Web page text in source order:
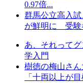
0.97倍...
群馬公立高入
が鮮明に 受験
あ、それって
学入門
樹徳の梅山さ
「十両以上が目